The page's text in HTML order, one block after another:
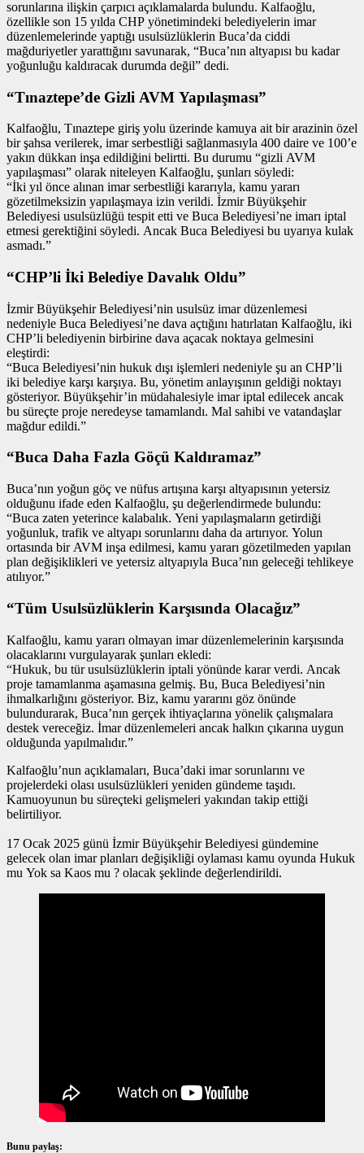
sorunlarına ilişkin çarpıcı açıklamalarda bulundu. Kalfaoğlu,
özellikle son 15 yılda CHP yönetimindeki belediyelerin imar
düzenlemelerinde yaptığı usulsüzlüklerin Buca’da ciddi
mağduriyetler yarattığını savunarak, “Buca’nın altyapısı bu kadar
yoğunluğu kaldıracak durumda değil” dedi.
“Tınaztepe’de Gizli AVM Yapılaşması”
Kalfaoğlu, Tınaztepe giriş yolu üzerinde kamuya ait bir arazinin özel
bir şahsa verilerek, imar serbestliği sağlanmasıyla 400 daire ve 100’e
yakın dükkan inşa edildiğini belirtti. Bu durumu “gizli AVM
yapılaşması” olarak niteleyen Kalfaoğlu, şunları söyledi:
“İki yıl önce alınan imar serbestliği kararıyla, kamu yararı
gözetilmeksizin yapılaşmaya izin verildi. İzmir Büyükşehir
Belediyesi usulsüzlüğü tespit etti ve Buca Belediyesi’ne imarı iptal
etmesi gerektiğini söyledi. Ancak Buca Belediyesi bu uyarıya kulak
asmadı.”
“CHP’li İki Belediye Davalık Oldu”
İzmir Büyükşehir Belediyesi’nin usulsüz imar düzenlemesi
nedeniyle Buca Belediyesi’ne dava açtığını hatırlatan Kalfaoğlu, iki
CHP’li belediyenin birbirine dava açacak noktaya gelmesini
eleştirdi:
“Buca Belediyesi’nin hukuk dışı işlemleri nedeniyle şu an CHP’li
iki belediye karşı karşıya. Bu, yönetim anlayışının geldiği noktayı
gösteriyor. Büyükşehir’in müdahalesiyle imar iptal edilecek ancak
bu süreçte proje neredeyse tamamlandı. Mal sahibi ve vatandaşlar
mağdur edildi.”
“Buca Daha Fazla Göçü Kaldıramaz”
Buca’nın yoğun göç ve nüfus artışına karşı altyapısının yetersiz
olduğunu ifade eden Kalfaoğlu, şu değerlendirmede bulundu:
“Buca zaten yeterince kalabalık. Yeni yapılaşmaların getirdiği
yoğunluk, trafik ve altyapı sorunlarını daha da artırıyor. Yolun
ortasında bir AVM inşa edilmesi, kamu yararı gözetilmeden yapılan
plan değişiklikleri ve yetersiz altyapıyla Buca’nın geleceği tehlikeye
atılıyor.”
“Tüm Usulsüzlüklerin Karşısında Olacağız”
Kalfaoğlu, kamu yararı olmayan imar düzenlemelerinin karşısında
olacaklarını vurgulayarak şunları ekledi:
“Hukuk, bu tür usulsüzlüklerin iptali yönünde karar verdi. Ancak
proje tamamlanma aşamasına gelmiş. Bu, Buca Belediyesi’nin
ihmalkarlığını gösteriyor. Biz, kamu yararını göz önünde
bulundurarak, Buca’nın gerçek ihtiyaçlarına yönelik çalışmalara
destek vereceğiz. İmar düzenlemeleri ancak halkın çıkarına uygun
olduğunda yapılmalıdır.”
Kalfaoğlu’nun açıklamaları, Buca’daki imar sorunlarını ve
projelerdeki olası usulsüzlükleri yeniden gündeme taşıdı.
Kamuoyunun bu süreçteki gelişmeleri yakından takip ettiği
belirtiliyor.
17 Ocak 2025 günü İzmir Büyükşehir Belediyesi gündemine
gelecek olan imar planları değişikliği oylaması kamu oyunda Hukuk
mu Yok sa Kaos mu ? olacak şeklinde değerlendirildi.
Bunu paylaş: